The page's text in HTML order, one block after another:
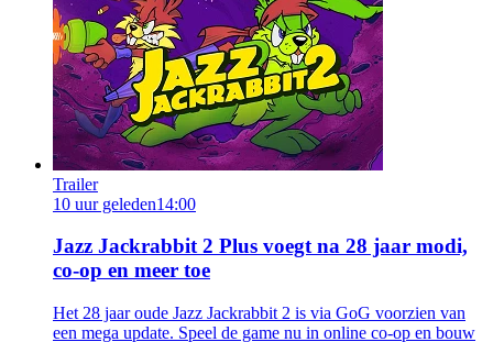
Trailer
10 uur geleden14:00
Jazz Jackrabbit 2 Plus voegt na 28 jaar modi,
co-op en meer toe
Het 28 jaar oude Jazz Jackrabbit 2 is via GoG voorzien van
een mega update. Speel de game nu in online co-op en bouw